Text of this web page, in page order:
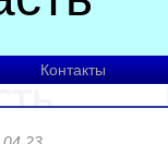
Контакты